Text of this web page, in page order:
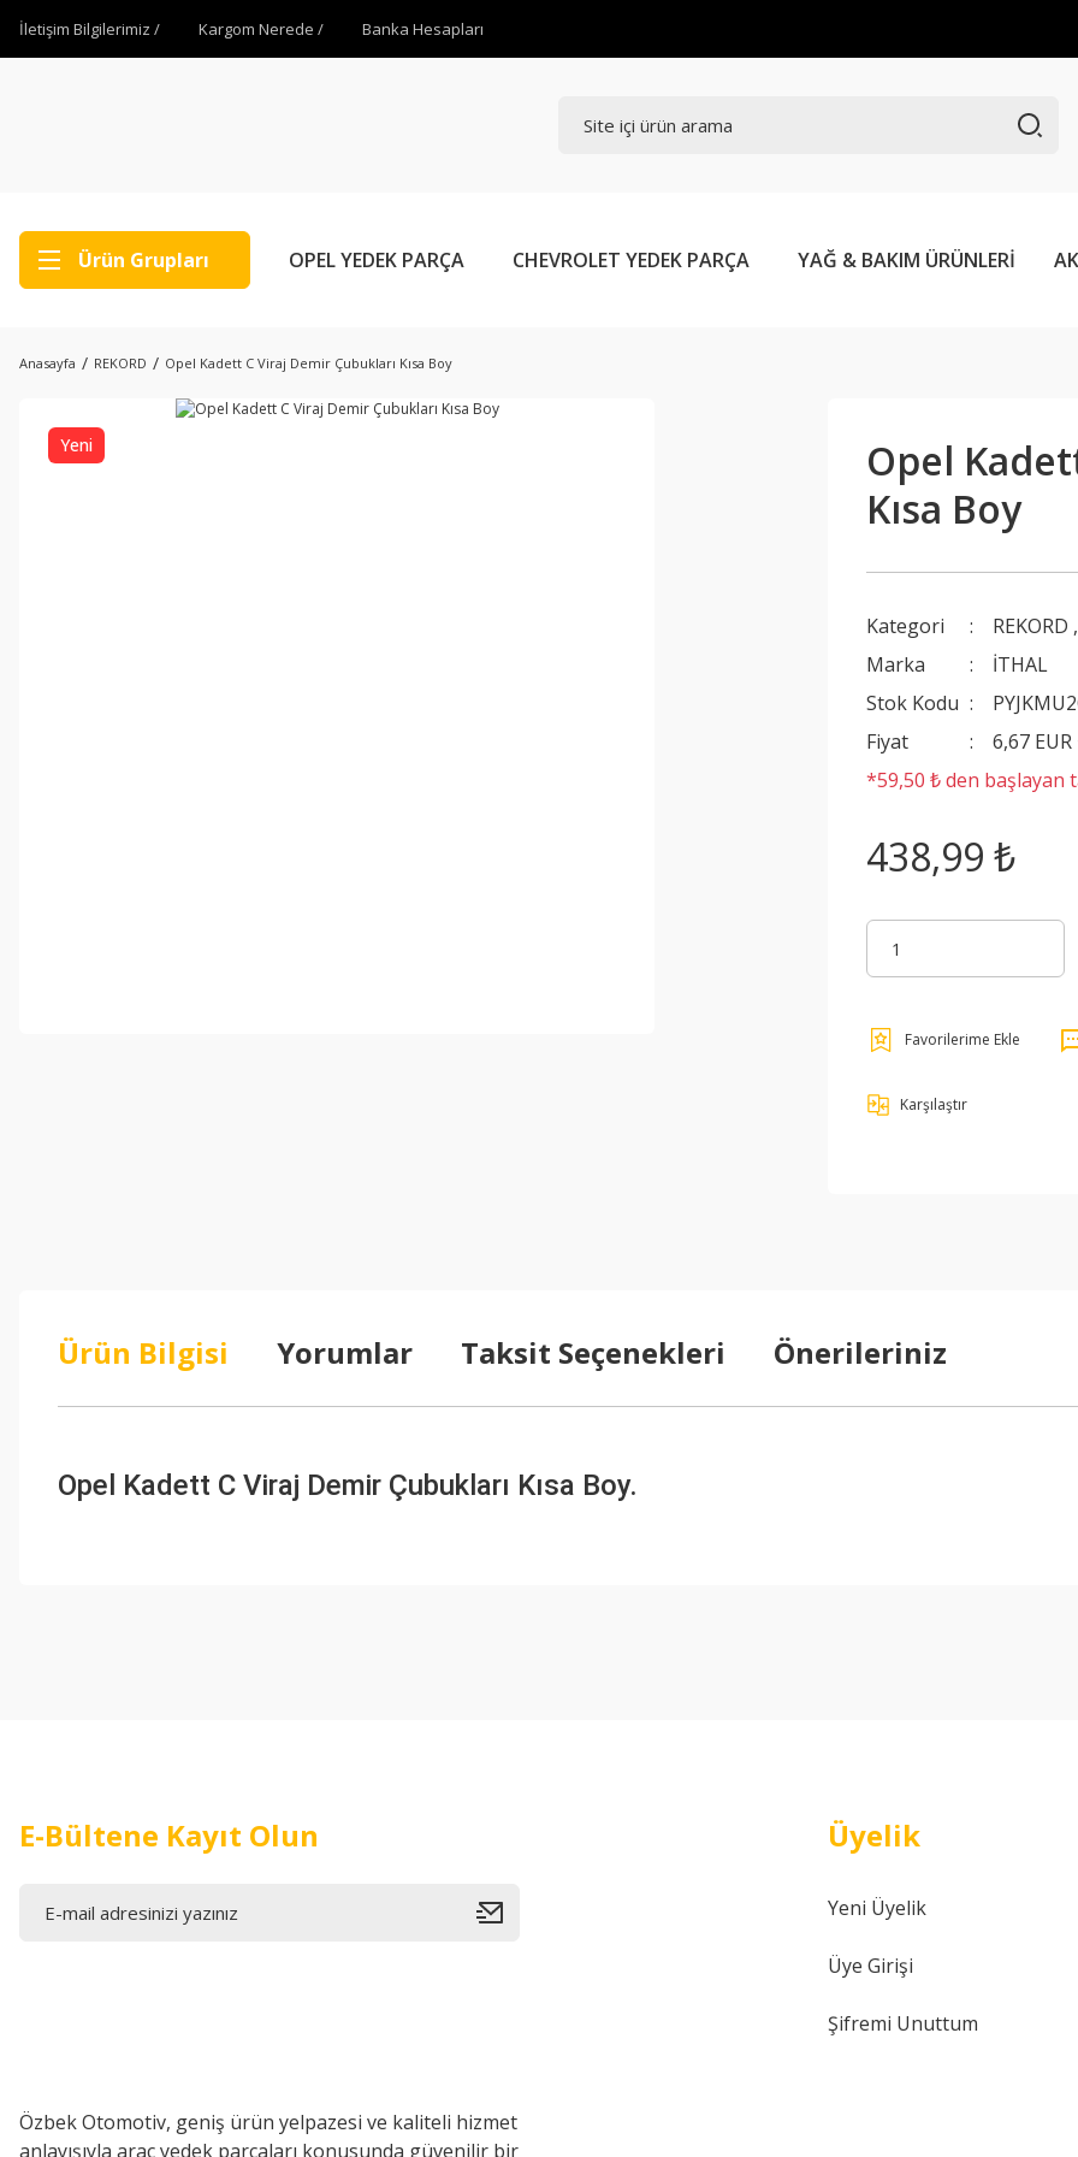
İletişim Bilgilerimiz / Kargom Nerede / Banka Hesapları
Ürün Grupları OPEL YEDEK PARÇA CHEVROLET YEDEK PARÇA YAĞ & BAKIM ÜRÜNLERİ
Anasayfa REKORD Opel Kadett C Viraj Demir Çubukları Kısa Boy
Yeni
Opel
Kısa Boy
Kategori REKORD
Marka
İTHAL
Stok Kodu
Fiyat
6,67
*59,50 ₺ den başlayan
438,99 ₺
Karşılaştır
Ürün Bilgisi Yorumlar Taksit Seçenekleri Önerileriniz
Opel Kadett C Viraj Demir Çubukları Kısa Boy.
E-Bültene Kayıt Olun
Özbek Otomotiv, geniş ürün yelpazesi ve kaliteli hizmet
anlayışıyla araç yedek parçaları konusunda güvenilir bir
Üyelik
Yeni Üyelik
Üye Girişi
Şifremi Unuttum